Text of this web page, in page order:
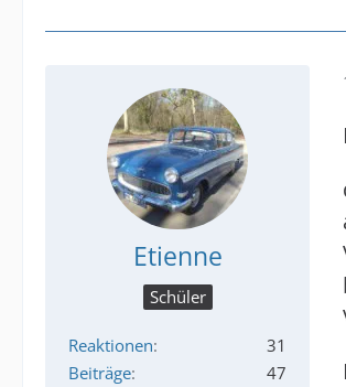
Etienne
Schüler
Reaktionen
31
Beiträge
47